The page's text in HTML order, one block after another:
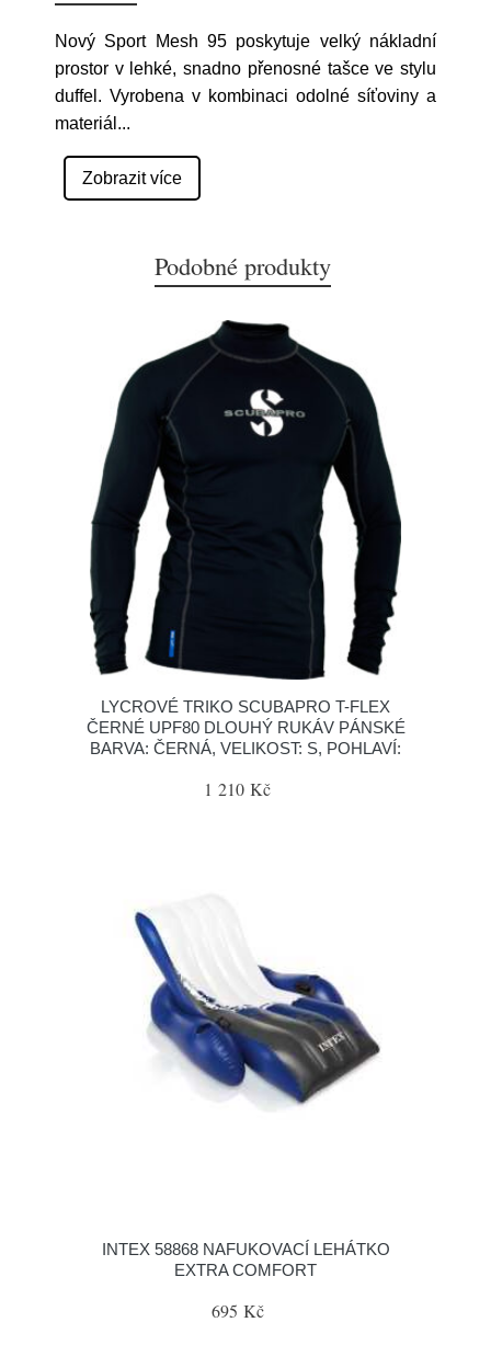
Nový Sport Mesh 95 poskytuje velký nákladní
prostor v lehké, snadno přenosné tašce ve stylu
duffel. Vyrobena v kombinaci odolné síťoviny a
materiál ...
Zobrazit více
Podobné produkty
LYCROVÉ TRIKO SCUBAPRO T-FLEX
ČERNÉ UPF80 DLOUHÝ RUKÁV PÁNSKÉ
BARVA: ČERNÁ, VELIKOST: S, POHLAVÍ:
1 210 Kč
INTEX 58868 NAFUKOVACÍ LEHÁTKO
EXTRA COMFORT
695 Kč